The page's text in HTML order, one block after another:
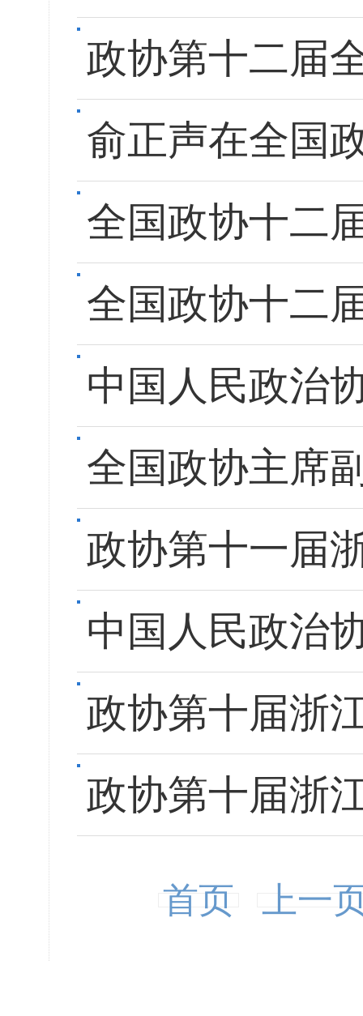
政协第十二届
俞正声在全国
全国政协十二
全国政协十二
中国人民政治
全国政协主席
政协第十一届
中国人民政治
政协第十届浙
政协第十届浙
首页 上一